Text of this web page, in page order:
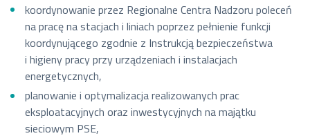
koordynowanie przez Regionalne Centra Nadzoru poleceń
na pracę na stacjach i liniach poprzez pełnienie funkcji
koordynującego zgodnie z Instrukcją bezpieczeństwa
i higieny pracy przy urządzeniach i instalacjach
energetycznych,
planowanie i optymalizacja realizowanych prac
eksploatacyjnych oraz inwestycyjnych na majątku
sieciowym PSE,